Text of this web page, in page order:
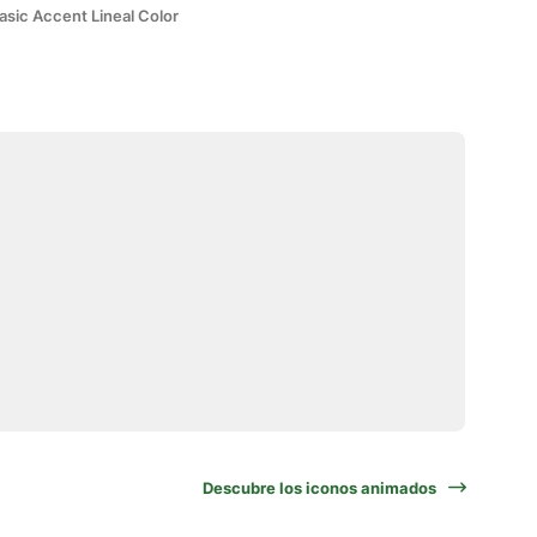
Accent Lineal Color
Descubre los iconos animados